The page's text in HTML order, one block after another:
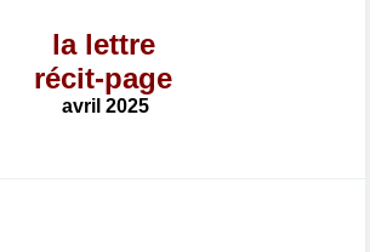
la lettre
récit-page
avril 2025